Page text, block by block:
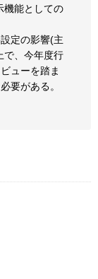
機能としての
定の影響(主
で、今年度行
ューを踏ま
要がある。